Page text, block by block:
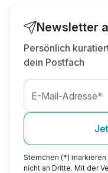
Newsletter
Persönlich
dein Postfach
E-Mail-Adresse*
Sternchen (*)
nicht an Dritte. Mit der